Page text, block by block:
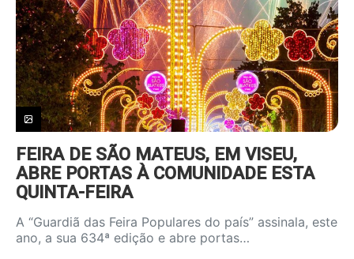
FEIRA DE SÃO MATEUS, EM VISEU,
ABRE PORTAS À COMUNIDADE ESTA
QUINTA-FEIRA
A “Guardiã das Feira Populares do país” assinala, este
ano, a sua 634ª edição e abre portas…